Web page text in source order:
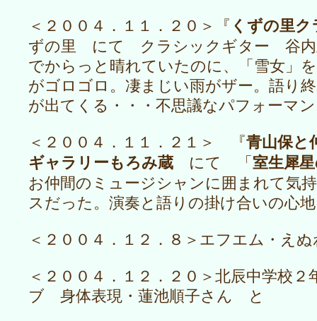
＜２００４．１１．２０＞『 くずの里
ずの里 にて クラシックギター 谷
でからっと晴れていたのに、「雪女」
がゴロゴロ。凄まじい雨がザー。語り
が出てくる・・・不思議なパフォーマ
＜２００４．１１．２１＞ 『青山保と
ギャラリーもろみ蔵 にて 「室生犀
お仲間のミュージシャンに囲まれて気
スだった。演奏と語りの掛け合いの心
＜２００４．１２．８＞エフエム・え
＜２００４．１２．２０＞北辰中学校
ブ 身体表現・蓮池順子さん と